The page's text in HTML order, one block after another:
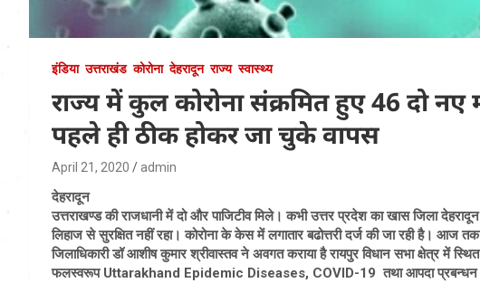
इंडिया उत्तराखंड कोरोना देहरादून राज्य स्वास्थ्य
राज्य में कुल कोरोना संक्रमित हुए 46 दो
पहले ही ठीक होकर जा चुके वापस
April 21, 2020 admin
देहरादून
उत्तराखण्ड की राजधानी में दो और पाजिटीव मिले। कभी उत्तर प्रदेश का खास जिला
लिहाज से सुरक्षित नहीं रहा। कोरोना के केस में लगातार बढोत्तरी दर्ज की जा रही है। आज
जिलाधिकारी डॉ आशीष कुमार श्रीवास्तव ने अवगत कराया है रायपुर विधान सभा क्षेत्र में
फलस्वरूप Uttarakhand Epidemic Diseases, COVID-19 तथा आपदा प्रबन्धन